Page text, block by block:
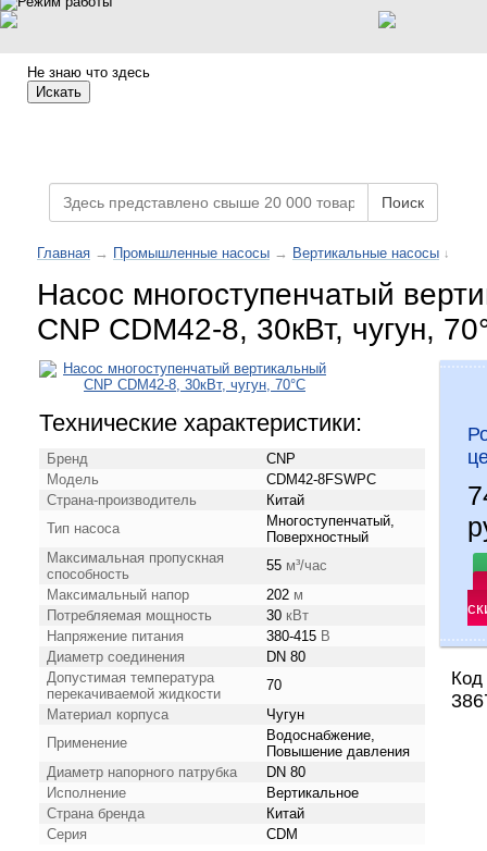
Не знаю что здесь
Искать
Поиск
Главная → Промышленные насосы → Вертикальные насосы ↓
Насос многоступенчатый
CNP CDM42-8, 30кВт, чугун,
Технические характеристики:
Бренд
CNP
Модель
CDM42-8FSWPC
Страна-производитель
Китай
Тип насоса
Многоступенчатый,
Поверхностный
Максимальная пропускная
способность
55 м³/час
Максимальный напор
202 м
Потребляемая мощность
30 кВт
Напряжение питания
380-415 В
Диаметр соединения
DN 80
Допустимая температура
перекачиваемой жидкости
70
Материал корпуса
Чугун
Применение
Водоснабжение,
Повышение давления
Диаметр напорного патрубка
DN 80
Исполнение
Вертикальное
Страна бренда
Китай
Серия
CDM
Код